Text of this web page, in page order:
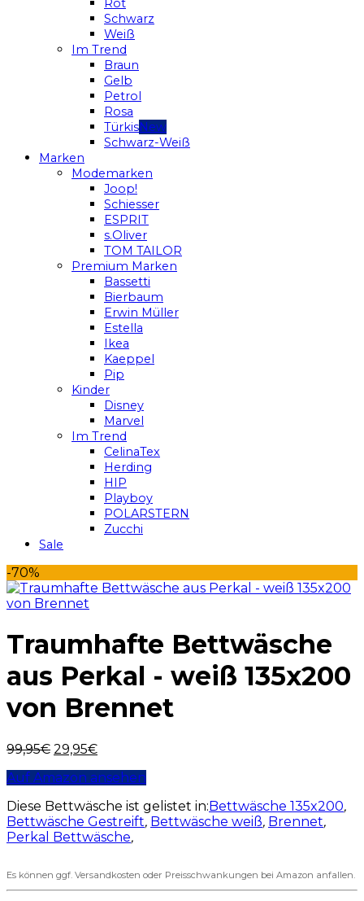
Rot
Schwarz
Weiß
Im Trend
Braun
Gelb
Petrol
Rosa
Türkis
Schwarz-Weiß
Marken
Modemarken
Joop!
Schiesser
ESPRIT
s.Oliver
TOM TAILOR
Premium Marken
Bassetti
Bierbaum
Erwin Müller
Estella
Ikea
Kaeppel
Pip
Kinder
Disney
Marvel
Im Trend
CelinaTex
Herding
HIP
Playboy
POLARSTERN
Zucchi
Sale
-70%
Traumhafte Bettwäsche
aus Perkal - weiß 135x200
von Brennet
99,95€ 29,95€
Auf Amazon ansehen
Diese Bettwäsche ist gelistet in:Bettwäsche 135x200,
Bettwäsche Gestreift, Bettwäsche weiß, Brennet,
Perkal Bettwäsche,
Es können ggf. Versandkosten oder Preisschwankungen bei Amazon anfallen.